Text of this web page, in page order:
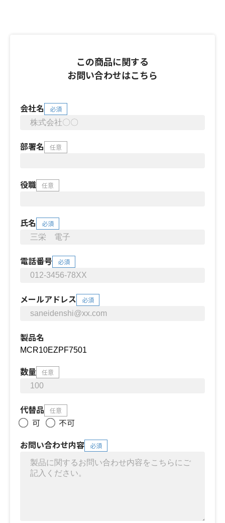
この商品に関する
お問い合わせはこちら
会社名 必須
部署名 任意
役職 任意
氏名 必須
電話番号 必須
メールアドレス 必須
製品名
数量 任意
代替品 任意
可
不可
お問い合わせ内容
必須